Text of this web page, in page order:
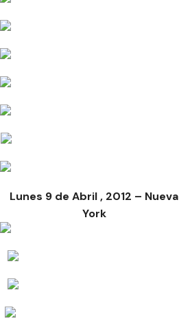
Lunes 9 de Abril , 2012 – Nueva
York